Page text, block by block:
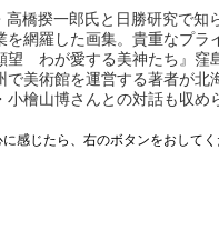
橋揆一郎氏と日勝研究で知
を網羅した画集。貴重なプラ
望 わが愛する美神たち』窪
で美術館を運営する著者が北
小檜山博さんとの対話も収め
感じたら、右のボタンをおして